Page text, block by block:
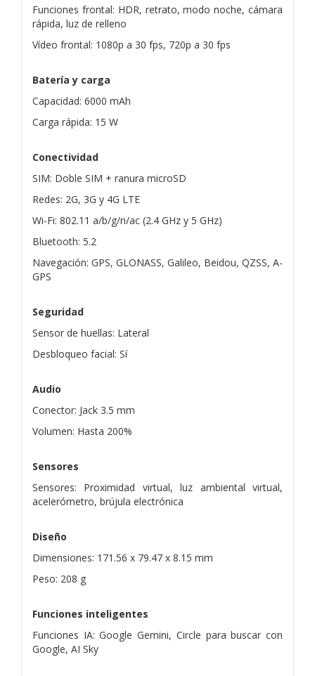
Funciones frontal: HDR, retrato, modo noche, cámara
rápida, luz de relleno
Vídeo frontal: 1080p a 30 fps, 720p a 30 fps
Batería y carga
Capacidad: 6000 mAh
Carga rápida: 15 W
Conectividad
SIM: Doble SIM + ranura microSD
Redes: 2G, 3G y 4G LTE
Wi-Fi: 802.11 a/b/g/n/ac (2.4 GHz y 5 GHz)
Bluetooth: 5.2
Navegación: GPS, GLONASS, Galileo, Beidou, QZSS, A-
GPS
Seguridad
Sensor de huellas: Lateral
Desbloqueo facial: Sí
Audio
Conector: Jack 3.5 mm
Volumen: Hasta 200%
Sensores
Sensores: Proximidad virtual, luz ambiental virtual,
acelerómetro, brújula electrónica
Diseño
Dimensiones: 171.56 x 79.47 x 8.15 mm
Peso: 208 g
Funciones inteligentes
Funciones IA: Google Gemini, Circle para buscar con
Google, AI Sky